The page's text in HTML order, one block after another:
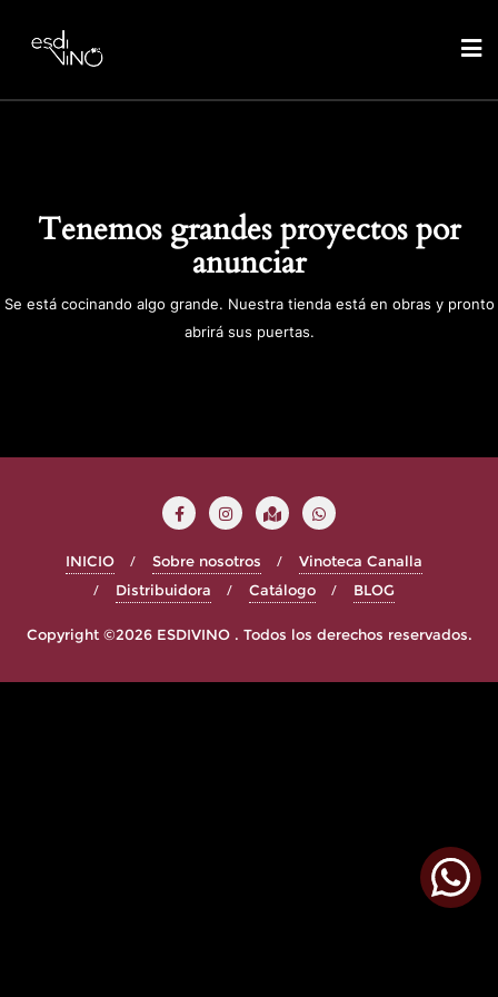
Tenemos grandes proyectos por
anunciar
Se está cocinando algo grande. Nuestra tienda está en obras y pronto
abrirá sus puertas.
INICIO Sobre nosotros
Vinoteca Canalla
Distribuidora
Catálogo BLOG
Copyright ©2026 ESDIVINO . Todos los derechos reservados.